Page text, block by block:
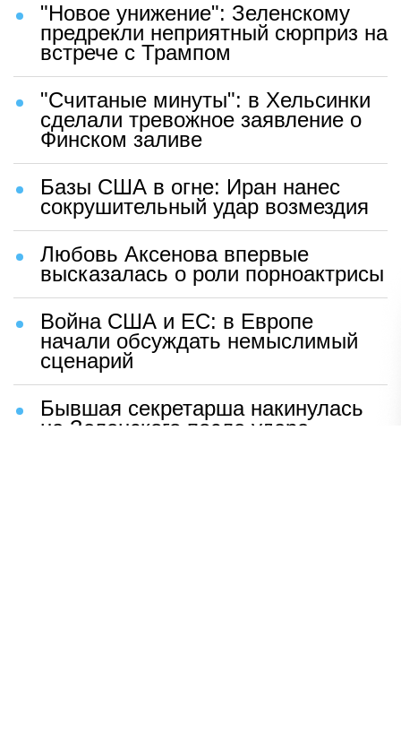
"Новое унижение": Зеленскому
предрекли неприятный сюрприз на
встрече с Трампом
"Считаные минуты": в Хельсинки
сделали тревожное заявление о
Финском заливе
Базы США в огне: Иран нанес
сокрушительный удар возмездия
Любовь Аксенова впервые
высказалась о роли порноактрисы
Война США и ЕС: в Европе
начали обсуждать немыслимый
сценарий
Бывшая секретарша накинулась
на Зеленского после удара